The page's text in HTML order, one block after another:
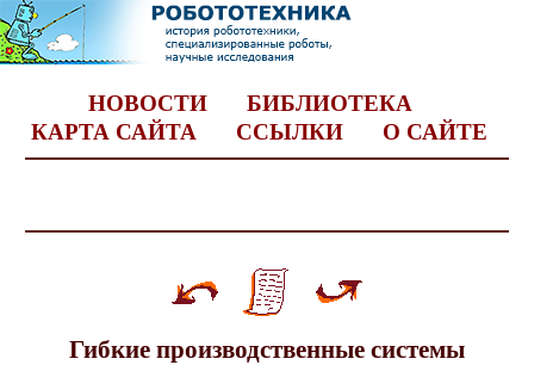
НОВОСТИ
БИБЛИОТЕКА
КАРТА САЙТА
ССЫЛКИ О САЙТЕ
Гибкие производственные системы